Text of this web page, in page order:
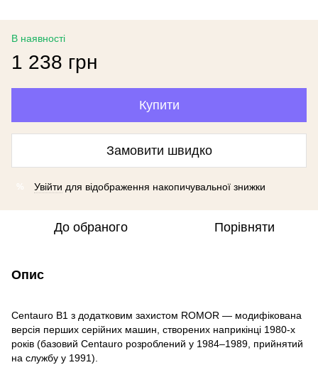
В наявності
1 238 грн
Купити
Замовити швидко
% Увійти для відображення накопичувальної знижки
До обраного Порівняти
Опис
Centauro B1 з додатковим захистом ROMOR — модифікована
версія перших серійних машин, створених наприкінці 1980-х
років (базовий Centauro розроблений у 1984–1989, прийнятий
на службу у 1991).